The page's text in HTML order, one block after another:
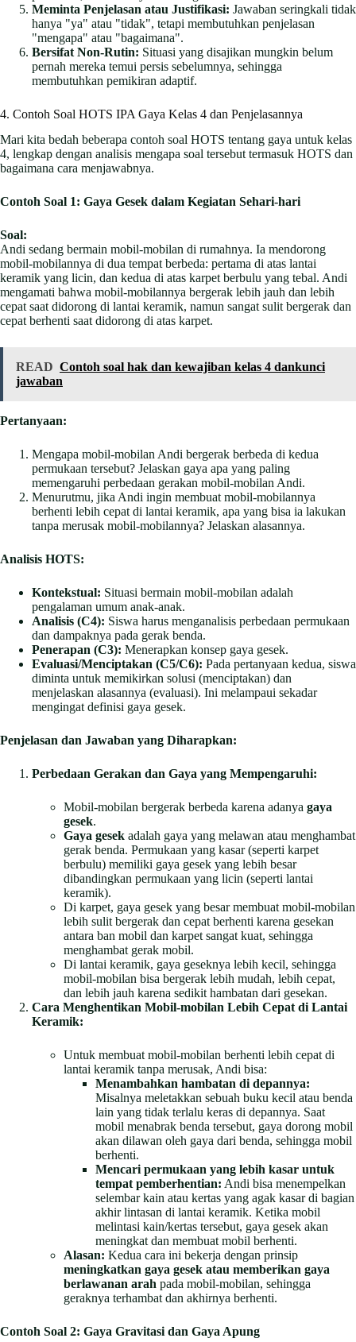
Meminta Penjelasan atau Justifikasi: Jawaban seringkali tidak
hanya "ya" atau "tidak", tetapi membutuhkan penjelasan
"mengapa" atau "bagaimana".
Bersifat Non-Rutin: Situasi yang disajikan mungkin belum
pernah mereka temui persis sebelumnya, sehingga
membutuhkan pemikiran adaptif.
4. Contoh Soal HOTS IPA Gaya Kelas 4 dan Penjelasannya
Mari kita bedah beberapa contoh soal HOTS tentang gaya untuk kelas
4, lengkap dengan analisis mengapa soal tersebut termasuk HOTS dan
bagaimana cara menjawabnya.
Contoh Soal 1: Gaya Gesek dalam Kegiatan Sehari-hari
Soal:
Andi sedang bermain mobil-mobilan di rumahnya. Ia mendorong
mobil-mobilannya di dua tempat berbeda: pertama di atas lantai
keramik yang licin, dan kedua di atas karpet berbulu yang tebal. Andi
mengamati bahwa mobil-mobilannya bergerak lebih jauh dan lebih
cepat saat didorong di lantai keramik, namun sangat sulit bergerak dan
cepat berhenti saat didorong di atas karpet.
READ Contoh soal hak dan kewajiban kelas 4 dankunci
jawaban
Pertanyaan:
Mengapa mobil-mobilan Andi bergerak berbeda di kedua
permukaan tersebut? Jelaskan gaya apa yang paling
memengaruhi perbedaan gerakan mobil-mobilan Andi.
Menurutmu, jika Andi ingin membuat mobil-mobilannya
berhenti lebih cepat di lantai keramik, apa yang bisa ia lakukan
tanpa merusak mobil-mobilannya? Jelaskan alasannya.
Analisis HOTS:
Kontekstual: Situasi bermain mobil-mobilan adalah
pengalaman umum anak-anak.
Analisis (C4): Siswa harus menganalisis perbedaan permukaan
dan dampaknya pada gerak benda.
Penerapan (C3): Menerapkan konsep gaya gesek.
Evaluasi/Menciptakan (C5/C6): Pada pertanyaan kedua, siswa
diminta untuk memikirkan solusi (menciptakan) dan
menjelaskan alasannya (evaluasi). Ini melampaui sekadar
mengingat definisi gaya gesek.
Penjelasan dan Jawaban yang Diharapkan:
Perbedaan Gerakan dan Gaya yang Mempengaruhi:
Mobil-mobilan bergerak berbeda karena adanya gaya
gesek.
Gaya gesek adalah gaya yang melawan atau menghambat
gerak benda. Permukaan yang kasar (seperti karpet
berbulu) memiliki gaya gesek yang lebih besar
dibandingkan permukaan yang licin (seperti lantai
keramik).
Di karpet, gaya gesek yang besar membuat mobil-mobilan
lebih sulit bergerak dan cepat berhenti karena gesekan
antara ban mobil dan karpet sangat kuat, sehingga
menghambat gerak mobil.
Di lantai keramik, gaya geseknya lebih kecil, sehingga
mobil-mobilan bisa bergerak lebih mudah, lebih cepat,
dan lebih jauh karena sedikit hambatan dari gesekan.
Cara Menghentikan Mobil-mobilan Lebih Cepat di Lantai
Keramik:
Untuk membuat mobil-mobilan berhenti lebih cepat di
lantai keramik tanpa merusak, Andi bisa:
Menambahkan hambatan di depannya:
Misalnya meletakkan sebuah buku kecil atau benda
lain yang tidak terlalu keras di depannya. Saat
mobil menabrak benda tersebut, gaya dorong mobil
akan dilawan oleh gaya dari benda, sehingga mobil
berhenti.
Mencari permukaan yang lebih kasar untuk
tempat pemberhentian: Andi bisa menempelkan
selembar kain atau kertas yang agak kasar di bagian
akhir lintasan di lantai keramik. Ketika mobil
melintasi kain/kertas tersebut, gaya gesek akan
meningkat dan membuat mobil berhenti.
Alasan: Kedua cara ini bekerja dengan prinsip
meningkatkan gaya gesek atau memberikan gaya
berlawanan arah pada mobil-mobilan, sehingga
geraknya terhambat dan akhirnya berhenti.
Contoh Soal 2: Gaya Gravitasi dan Gaya Apung